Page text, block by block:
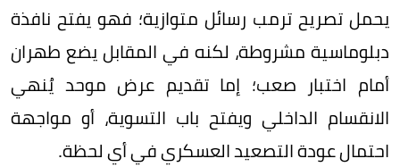
يحمل تصريح ترمب رسائل متوازية؛ فهو يفتح نافذة
دبلوماسية مشروطة، لكنه في المقابل يضع طهران
أمام اختبار صعب؛ إما تقديم عرض موحد يُنهي
الانقسام الداخلي ويفتح باب التسوية، أو مواجهة
احتمال عودة التصعيد العسكري في أي لحظة.